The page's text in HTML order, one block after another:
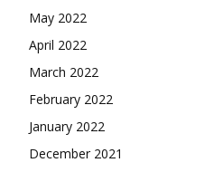
May 2022
April 2022
March 2022
February 2022
January 2022
December 2021